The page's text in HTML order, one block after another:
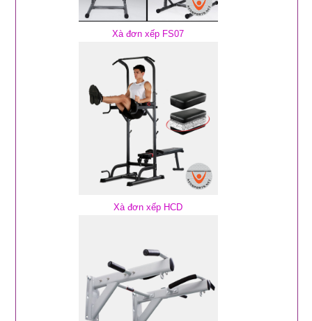
Xà đơn xếp FS07
Xà đơn xếp HCD